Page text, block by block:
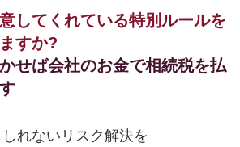
してくれている特別ルールを
すか?
せば会社のお金で相続税を払
れないリスク解決を